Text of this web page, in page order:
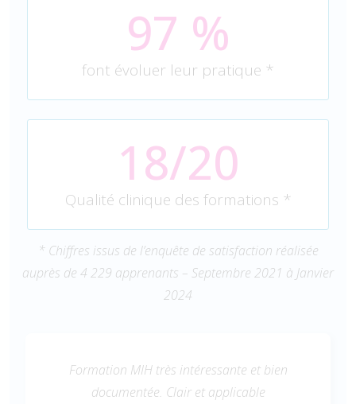
97 %
font évoluer leur pratique *
18/20
Qualité clinique des formations *
* Chiffres issus de l’enquête de satisfaction réalisée
auprès de 4 229 apprenants – Septembre 2021 à Janvier
2024
Formation MIH très intéressante et bien
documentée. Clair et applicable